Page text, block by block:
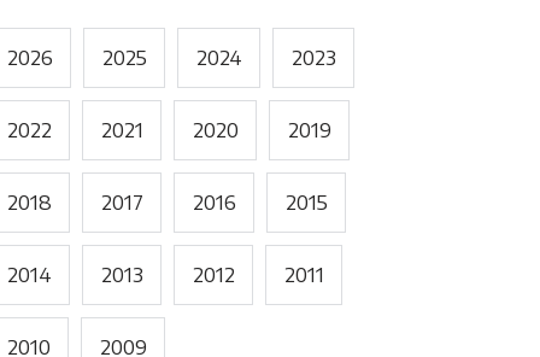
2026 2025 2024 2023
2022 2021 2020 2019
2018 2017 2016 2015
2014 2013 2012 2011
2010 2009